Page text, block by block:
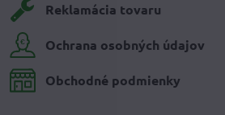
Reklamácia tovaru
Ochrana osobných údajov
Obchodné podmienky